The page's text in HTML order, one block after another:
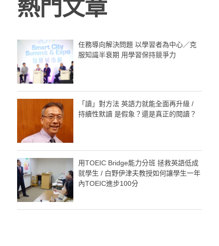
熱門文章
任務導向解決問題 以學習者為中心／克
服知識半衰期 用學習保持競爭力
「讀」對方法 英語力就能全面再升級 /
持續性默讀 是假象？還是真正的閱讀？
用TOEIC Bridge能力分班 拯救英語低成
就學生 / 白野伊津夫教授如何讓學生一年
內TOEIC進步100分